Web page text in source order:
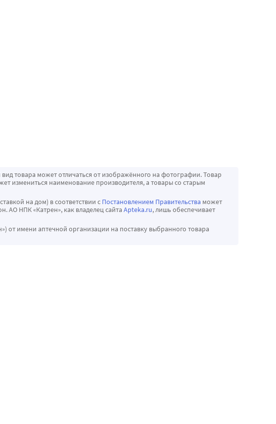
товара может отличаться от изображённого на фотографии. Товар
измениться наименование производителя, а товары со старым
на дом) в соответствии с Постановлением Правительства может
АО НПК «Катрен», как владелец сайта Apteka.ru, лишь обеспечивает
от имени аптечной организации на поставку выбранного товара